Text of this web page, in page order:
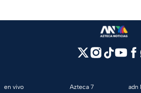
en vivo
Azteca 7
adn